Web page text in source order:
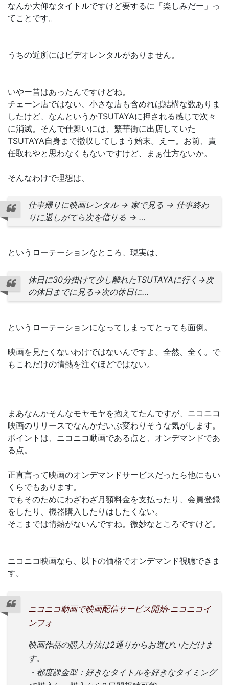
なんか大仰なタイトルですけど要するに「楽しみだー」っ
てことです。
うちの近所にはビデオレンタルがありません。
いやー昔はあったんですけどね。
チェーン店ではない、小さな店も含めれば結構な数ありま
したけど、なんというかTSUTAYAに押される感じで次々
に消滅。そんで仕舞いには、繁華街に出店していた
TSUTAYA自身まで撤収してしまう始末。えー。お前、責
任取れやと思わなくもないですけど、まぁ仕方ないか。
そんなわけで理想は、
仕事帰りに映画レンタル → 家で見る → 仕事終わ
りに返しがてら次を借りる → …
というローテーションなところ、現実は、
休日に30分掛けて少し離れたTSUTAYAに行く→次
の休日までに見る→次の休日に…
というローテーションになってしまってとっても面倒。
映画を見たくないわけではないんですよ。全然、全く。で
もこれだけの情熱を注ぐほどではない。
まあなんかそんなモヤモヤを抱えてたんですが、ニコニコ
映画のリリースでなんかだいぶ変わりそうな気がします。
ポイントは、ニコニコ動画である点と、オンデマンドであ
る点。
正直言って映画のオンデマンドサービスだったら他にもい
くらでもあります。
でもそのためにわざわざ月額料金を支払ったり、会員登録
をしたり、機器購入したりはしたくない。
そこまでは情熱がないんですね。微妙なところですけど。
ニコニコ映画なら、以下の価格でオンデマンド視聴できま
す。
ニコニコ動画で映画配信サービス開始‐ニコニコイ
ンフォ
映画作品の購入方法は2通りからお選びいただけま
す。
・都度課金型：好きなタイトルを好きなタイミング